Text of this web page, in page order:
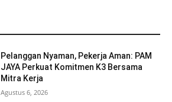
Pelanggan Nyaman, Pekerja Aman: PAM
JAYA Perkuat Komitmen K3 Bersama
Mitra Kerja
Agustus 6, 2026